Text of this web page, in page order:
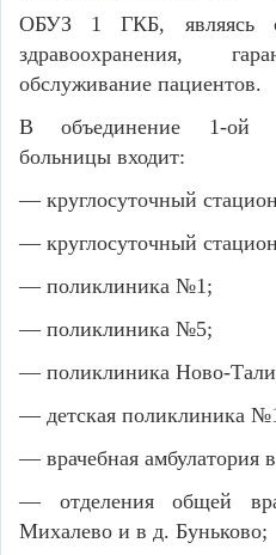
ОБУЗ 1 ГКБ, являясь
здравоохранения,
обслуживание пациентов.
В объединение 1-ой
больницы входит:
— круглосуточный
— круглосуточный
— поликлиника №1;
— поликлиника №5;
— поликлиника Ново-
— детская поликлиника
— врачебная амбулатория
— отделения общей
Михалево и в д. Буньково;